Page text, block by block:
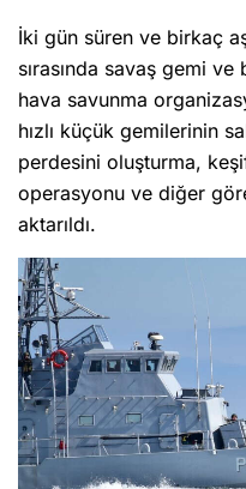
İki gün süren ve birkaç
sırasında savaş gemi ve
hava savunma
hızlı küçük gemilerinin
perdesini oluşturma,
operasyonu ve diğer
aktarıldı.